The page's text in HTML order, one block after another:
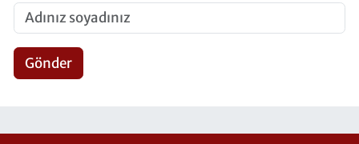
Gönder